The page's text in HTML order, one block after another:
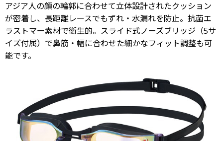
アジア人の顔の輪郭に合わせて立体設計されたクッション
が密着し、長距離レースでもずれ・水漏れを防止。抗菌エ
ラストマー素材で衛生的。スライド式ノーズブリッジ（5サ
イズ付属）で鼻筋・幅に合わせた細かなフィット調整も可
能です。